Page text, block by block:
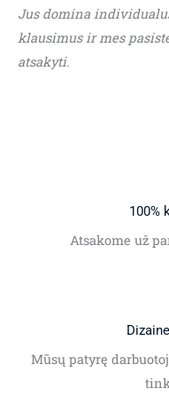
Jus domina
klausimus ir mes
atsakyti.
100%
Atsakome už
Mūsų patyrę